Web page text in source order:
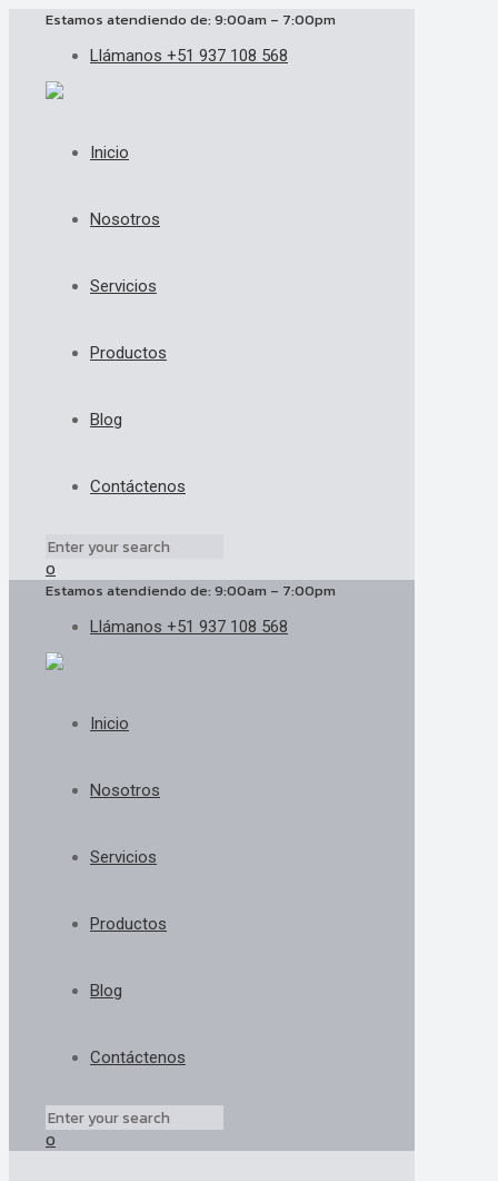
Estamos atendiendo de: 9:00am – 7:00pm
Llámanos +51 937 108 568
Inicio
Nosotros
Servicios
Productos
Blog
Contáctenos
0
Estamos atendiendo de: 9:00am – 7:00pm
Llámanos +51 937 108 568
Inicio
Nosotros
Servicios
Productos
Blog
Contáctenos
0